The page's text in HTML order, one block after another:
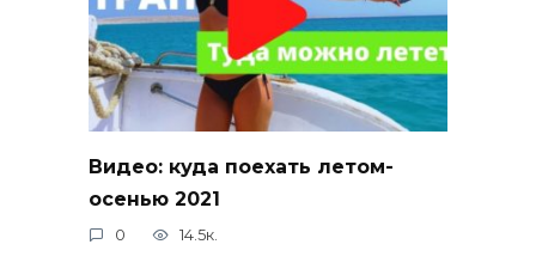
Видео: куда поехать летом-
осенью 2021
0 14.5к.